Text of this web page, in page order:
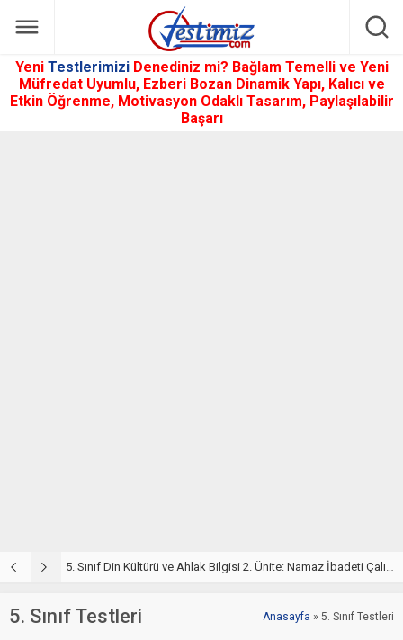
Yeni Testlerimizi Denediniz mi? Bağlam Temelli ve Yeni
Müfredat Uyumlu, Ezberi Bozan Dinamik Yapı, Kalıcı ve
Etkin Öğrenme, Motivasyon Odaklı Tasarım, Paylaşılabilir
Başarı
5. Sınıf Namaz İbadeti Ünite Testi – Online Çöz
5. Sınıf Testleri Anasayfa » 5. Sınıf Testleri